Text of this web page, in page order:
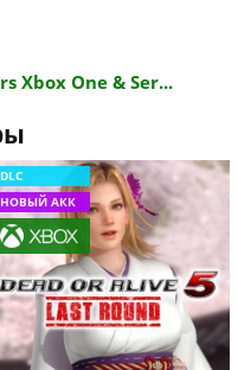
Xbox One & Ser...
DLC
НОВЫЙ АКК